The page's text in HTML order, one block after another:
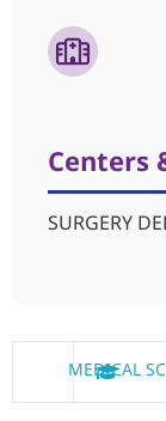
Centers
SURGERY
MEDICAL